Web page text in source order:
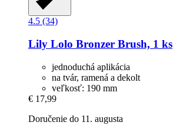
4.5 (34)
Lily Lolo Bronzer Brush, 1 ks
jednoduchá aplikácia
na tvár, ramená a dekolt
veľkosť: 190 mm
€ 17,99
Doručenie do 11. augusta